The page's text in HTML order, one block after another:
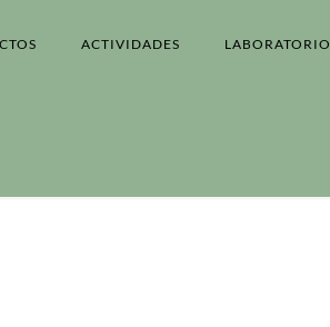
ACTIVIDADES LABORATORIO